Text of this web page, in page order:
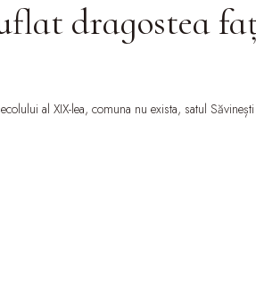
dragostea
al XIX-lea, comuna nu exista, satul